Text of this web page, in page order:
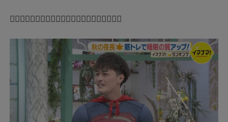
🦸‍♂️🦸‍♂️🦸‍♂️🦸‍♂️🦸‍♂️🦸‍♂️🦸‍♂️🦸‍♂️🦸‍♂️🦸‍♂️🦸‍♂️